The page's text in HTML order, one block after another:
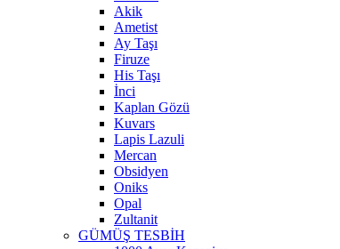
Akik
Ametist
Ay Taşı
Firuze
His Taşı
İnci
Kaplan Gözü
Kuvars
Lapis Lazuli
Mercan
Obsidyen
Oniks
Opal
Zultanit
GÜMÜŞ TESBİH